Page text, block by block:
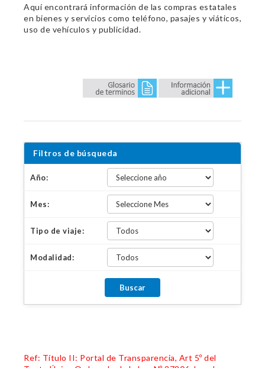
Aquí encontrará información de las compras estatales
en bienes y servicios como teléfono, pasajes y viáticos,
uso de vehículos y publicidad.
Filtros de búsqueda
Año:
Mes:
Tipo de viaje:
Modalidad:
Ref: Título II: Portal de Transparencia, Art 5º del